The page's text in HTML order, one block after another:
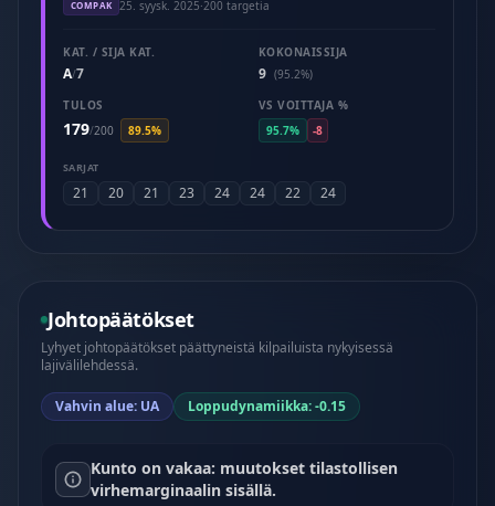
COMPAK 25. syysk. 2025·200 targetia
KAT. / SIJA KAT.
A/7
KOKONAISSIJA
9 (95.2%)
TULOS
179/200 89.5%
VS VOITTAJA %
95.7%
-8
SARJAT
21 20 21 23 24 24 22 24
Johtopäätökset
Lyhyet johtopäätökset päättyneistä kilpailuista nykyisessä
lajivälilehdessä.
Vahvin alue: UA Loppudynamiikka: -0.15
Kunto on vakaa: muutokset tilastollisen
virhemarginaalin sisällä.